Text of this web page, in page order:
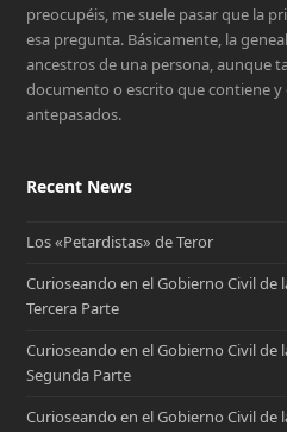
preocupéis, me suele pasar que la
esa pregunta. Básicamente, la
ancestros de una persona, aunque
documento o escrito que contiene
antepasados.
Recent News
Los «Petardistas» de Teror
Curioseando en el Gobierno Civil de
Tercera Parte
Curioseando en el Gobierno Civil de
Segunda Parte
Curioseando en el Gobierno Civil de